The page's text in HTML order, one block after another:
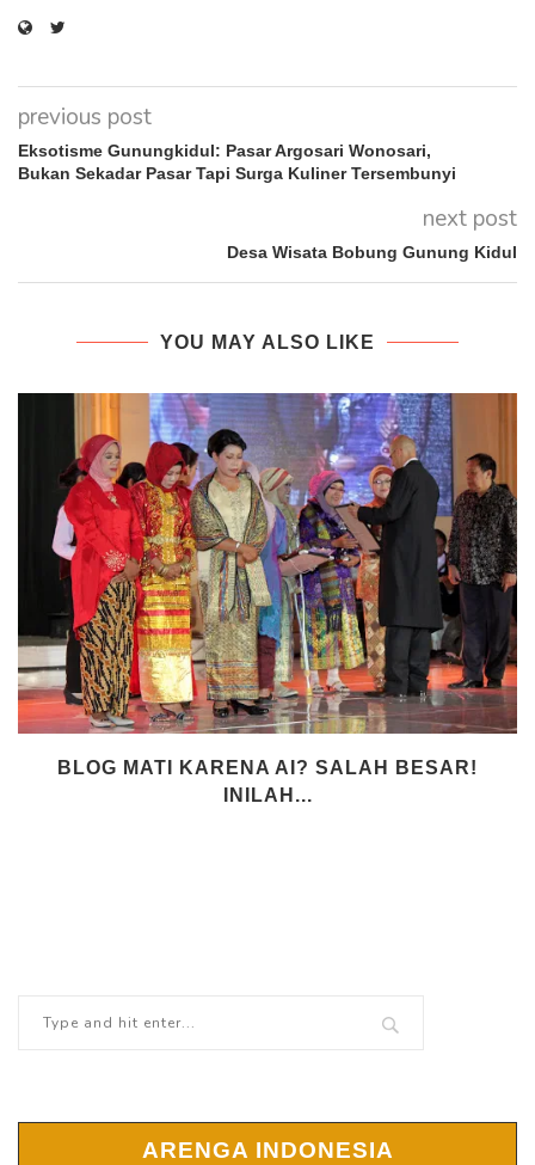
previous post
Eksotisme Gunungkidul: Pasar Argosari Wonosari,
Bukan Sekadar Pasar Tapi Surga Kuliner Tersembunyi
next post
Desa Wisata Bobung Gunung Kidul
YOU MAY ALSO LIKE
BLOG MATI KARENA AI? SALAH BESAR!
INILAH...
ARENGA INDONESIA